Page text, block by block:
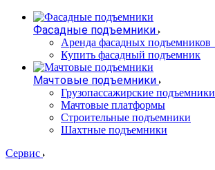
Фасадные подъемники
Аренда фасадных подъемников
Купить фасадный подъемник
Мачтовые подъемники
Грузопассажирские подъемники
Мачтовые платформы
Строительные подъемники
Шахтные подъемники
Сервис